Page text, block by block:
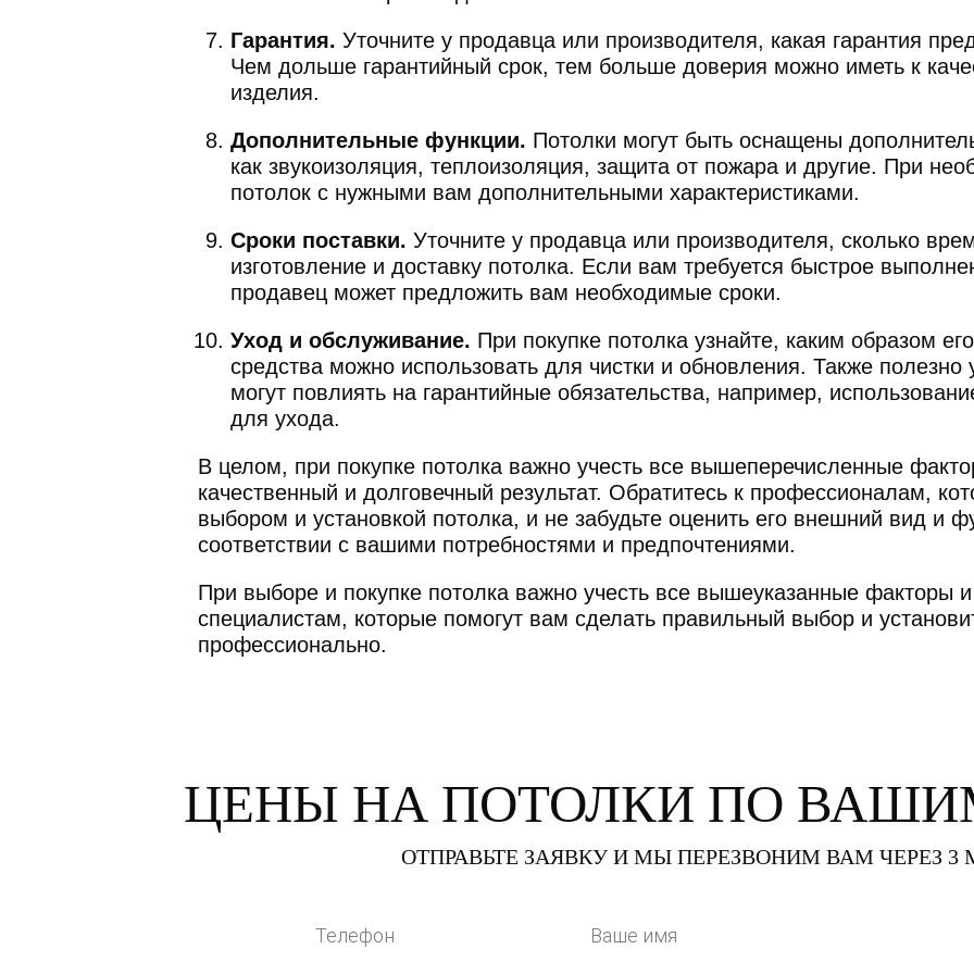
Гарантия. Уточните у продавца или производителя, какая гарантия
Чем дольше гарантийный срок, тем больше доверия можно иметь к
изделия.
Дополнительные функции. Потолки могут быть оснащены
как звукоизоляция, теплоизоляция, защита от пожара и другие. При
потолок с нужными вам дополнительными характеристиками.
Сроки поставки. Уточните у продавца или производителя, сколько
изготовление и доставку потолка. Если вам требуется быстрое
продавец может предложить вам необходимые сроки.
Уход и обслуживание. При покупке потолка узнайте, каким образом
средства можно использовать для чистки и обновления. Также полезно
могут повлиять на гарантийные обязательства, например,
для ухода.
В целом, при покупке потолка важно учесть все вышеперечисленные
качественный и долговечный результат. Обратитесь к профессионалам,
выбором и установкой потолка, и не забудьте оценить его внешний вид и
соответствии с вашими потребностями и предпочтениями.
При выборе и покупке потолка важно учесть все вышеуказанные факторы и
специалистам, которые помогут вам сделать правильный выбор и
профессионально.
ЦЕНЫ НА ПОТОЛКИ ПО
ОТПРАВЬТЕ ЗАЯВКУ И МЫ ПЕРЕЗВОНИМ ВАМ ЧЕРЕЗ